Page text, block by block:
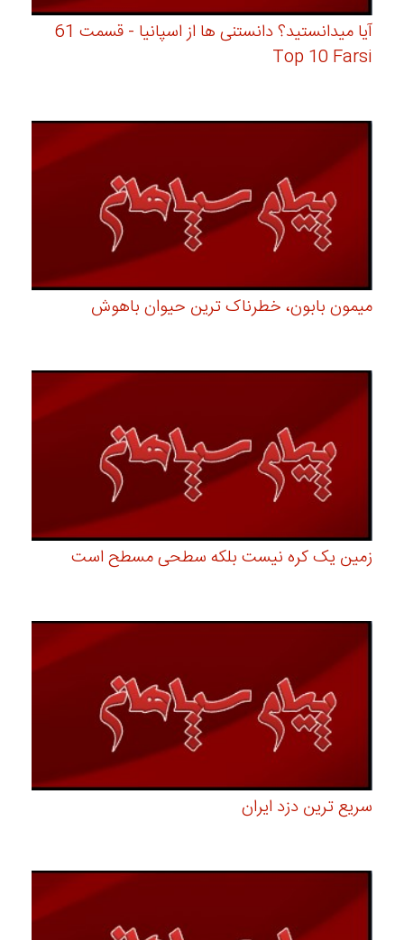
آیا میدانستید؟ دانستنی ها از اسپانیا - قسمت 61
Top 10 Farsi
میمون بابون، خطرناک ترین حیوان باهوش
زمین یک کره نیست بلکه سطحی مسطح است
سریع ترین دزد ایران